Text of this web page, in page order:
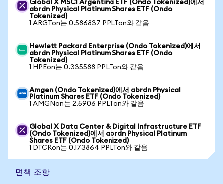
Global X MSCI Argentina ETF (Ondo Tokenized)에서
abrdn Physical Platinum Shares ETF (Ondo
Tokenized)
1 ARGTon는 0.586837 PPLTon와 같음
Hewlett Packard Enterprise (Ondo Tokenized)에서
abrdn Physical Platinum Shares ETF (Ondo
Tokenized)
1 HPEon는 0.335588 PPLTon와 같음
Amgen (Ondo Tokenized)에서 abrdn Physical
Platinum Shares ETF (Ondo Tokenized)
1 AMGNon는 2.5906 PPLTon와 같음
Global X Data Center & Digital Infrastructure ETF
(Ondo Tokenized)에서 abrdn Physical Platinum
Shares ETF (Ondo Tokenized)
1 DTCRon는 0.173864 PPLTon와 같음
면책 조항